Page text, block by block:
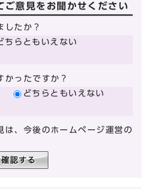
ご意見をお聞かせください
したか？
ちらともいえない
かったですか？
どちらともいえない
は、今後のホームページ運営の